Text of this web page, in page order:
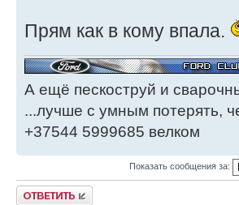
Прям как в кому впала.
А ещё пескоструй и
...лучше с умным потерять,
+37544 5999685 велком
Показать сообщения за:
Ответить